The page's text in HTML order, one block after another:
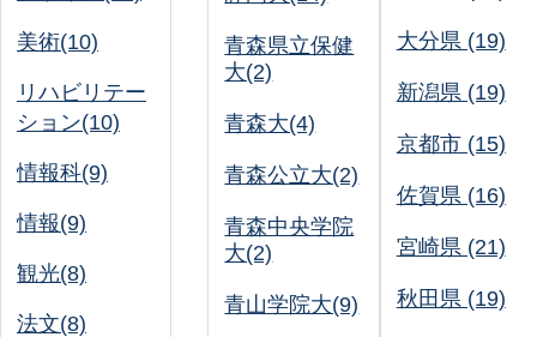
美術(10)
リハビリテー
ション(10)
情報科(9)
情報(9)
観光(8)
法文(8)
青森県立保健
大(2)
青森大(4)
青森公立大(2)
青森中央学院
大(2)
青山学院大(9)
大分県 (19)
新潟県 (19)
京都市 (15)
佐賀県 (16)
宮崎県 (21)
秋田県 (19)